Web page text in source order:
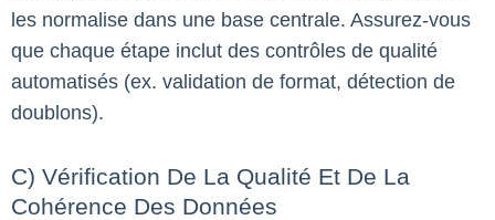
les normalise dans une base centrale. Assurez-vous
que chaque étape inclut des contrôles de qualité
automatisés (ex. validation de format, détection de
doublons).
C) Vérification De La Qualité Et De La
Cohérence Des Données